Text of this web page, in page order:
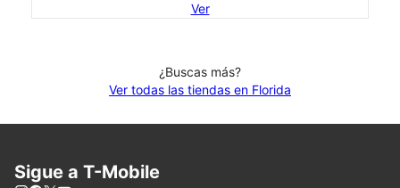
Ver
¿Buscas más?
Ver todas las tiendas en Florida